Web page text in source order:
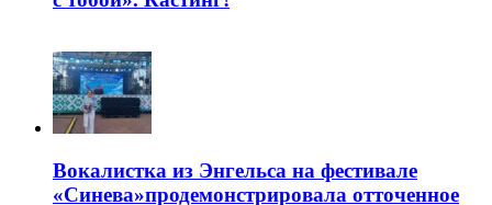
Вокалистка из Энгельса на фестивале
«Синева»продемонстрировала отточенное